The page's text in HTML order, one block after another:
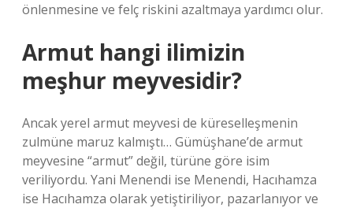
önlenmesine ve felç riskini azaltmaya yardımcı olur.
Armut hangi ilimizin
meşhur meyvesidir?
Ancak yerel armut meyvesi de küreselleşmenin
zulmüne maruz kalmıştı… Gümüşhane’de armut
meyvesine “armut” değil, türüne göre isim
veriliyordu. Yani Menendi ise Menendi, Hacıhamza
ise Hacıhamza olarak yetiştiriliyor, pazarlanıyor ve